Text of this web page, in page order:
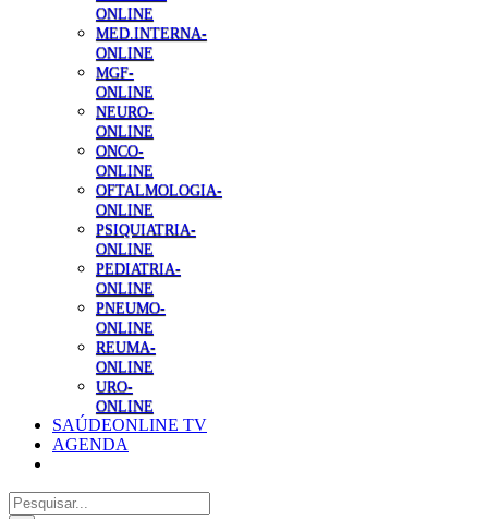
ONLINE
MED.INTERNA-
ONLINE
MGF-
ONLINE
NEURO-
ONLINE
ONCO-
ONLINE
OFTALMOLOGIA-
ONLINE
PSIQUIATRIA-
ONLINE
PEDIATRIA-
ONLINE
PNEUMO-
ONLINE
REUMA-
ONLINE
URO-
ONLINE
SAÚDEONLINE TV
AGENDA
Pesquisar